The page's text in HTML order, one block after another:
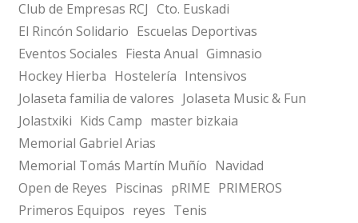
Club de Empresas RCJ Cto. Euskadi
El Rincón Solidario Escuelas Deportivas
Eventos Sociales Fiesta Anual Gimnasio
Hockey Hierba Hostelería Intensivos
Jolaseta familia de valores Jolaseta Music & Fun
Jolastxiki Kids Camp master bizkaia
Memorial Gabriel Arias
Memorial Tomás Martín Muñío Navidad
Open de Reyes Piscinas pRIME PRIMEROS
Primeros Equipos reyes Tenis